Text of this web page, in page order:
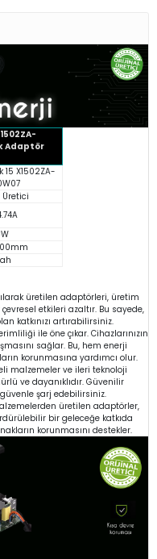
Adaptör
15 X1502ZA-
üretilen adaptörleri, üretim
etkileri azaltır. Bu sayede,
katkınızı artırabilirsiniz.
ile öne çıkar. Cihazlarınızın
sağlar. Bu, hem enerji
korunmasına yardımcı olur.
malzemeler ve ileri teknoloji
ve dayanıklıdır. Güvenilir
güvenle şarj edebilirsiniz.
üretilen adaptörler,
bir geleceğe katkıda
korunmasını destekler.